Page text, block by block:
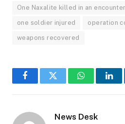
One Naxalite killed in an
one soldier injured operation
weapons recovered
FacebookTwitter WhatsApp
News Desk